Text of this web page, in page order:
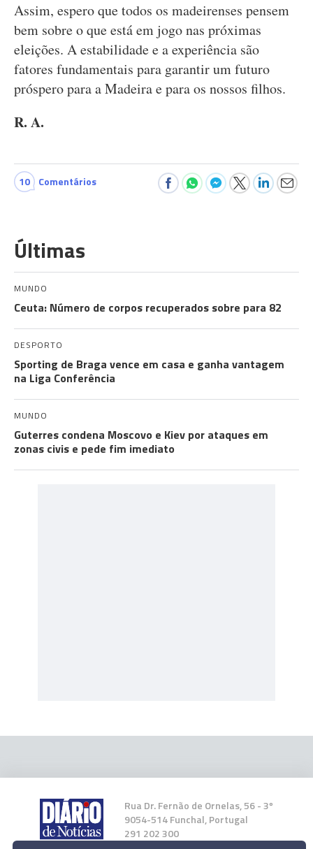
Assim, espero que todos os madeirenses pensem
bem sobre o que está em jogo nas próximas
eleições. A estabilidade e a experiência são
fatores fundamentais para garantir um futuro
próspero para a Madeira e para os nossos filhos.
R. A.
10 Comentários
Últimas
MUNDO
Ceuta: Número de corpos recuperados sobre para 82
DESPORTO
Sporting de Braga vence em casa e ganha vantagem
na Liga Conferência
MUNDO
Guterres condena Moscovo e Kiev por ataques em
zonas civis e pede fim imediato
Rua Dr. Fernão de Ornelas, 56 - 3º
9054-514 Funchal, Portugal
291 202 300